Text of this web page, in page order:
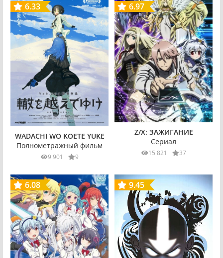
6.33
WADACHI WO KOETE YUKE
Полнометражный фильм
9 901 9
6.97
Z/X: ЗАЖИГАНИЕ
Сериал
15 821 37
6.08 9.45